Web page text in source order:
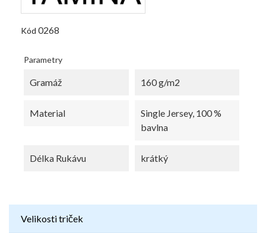
Kód 0268
Parametry
Gramáž 160 g/m2
Material
Single Jersey, 100 %
bavlna
Délka Rukávu krátký
Velikosti triček